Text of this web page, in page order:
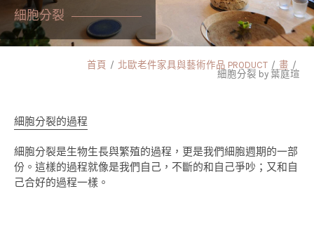
細胞分裂
首頁 北歐老件家具與藝術作品 PRODUCT
畫
細胞分裂 by 葉庭瑄
細胞分裂的過程
細胞分裂是生物生長與繁殖的過程，更是我們細胞週期的一部
份。這樣的過程就像是我們自己，不斷的和自己爭吵；又和自
己合好的過程一樣。